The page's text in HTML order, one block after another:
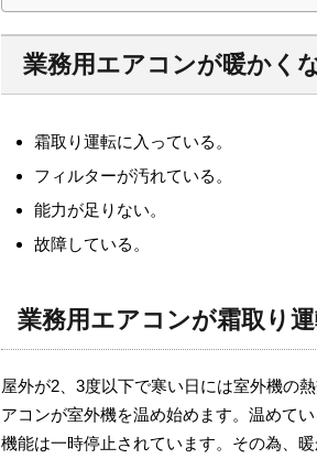
業務用エアコンが暖かく
霜取り運転に入っている。
フィルターが汚れている。
能力が足りない。
故障している。
業務用エアコンが霜取り
屋外が2、3度以下で寒い日には室外機の
アコンが室外機を温め始めます。温めて
機能は一時停止されています。その為、